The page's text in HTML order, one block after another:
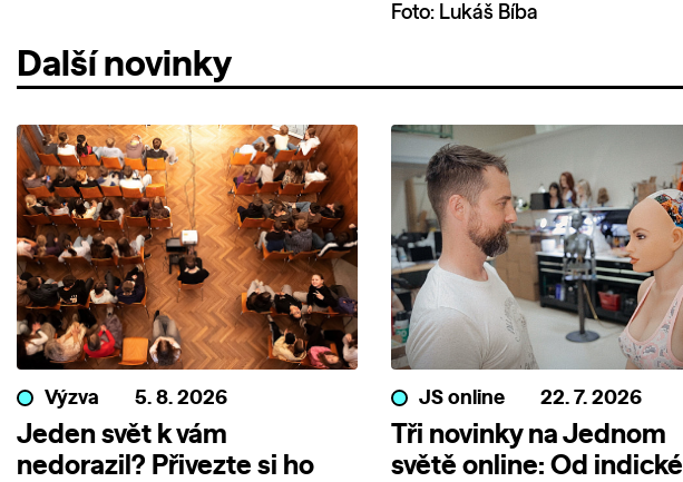
Foto: Lukáš Bíba
Další novinky
Výzva 5. 8. 2026
Jeden svět k vám
nedorazil? Přivezte si ho
JS online 22. 7. 2026
Tři novinky na Jednom
světě online: Od indické